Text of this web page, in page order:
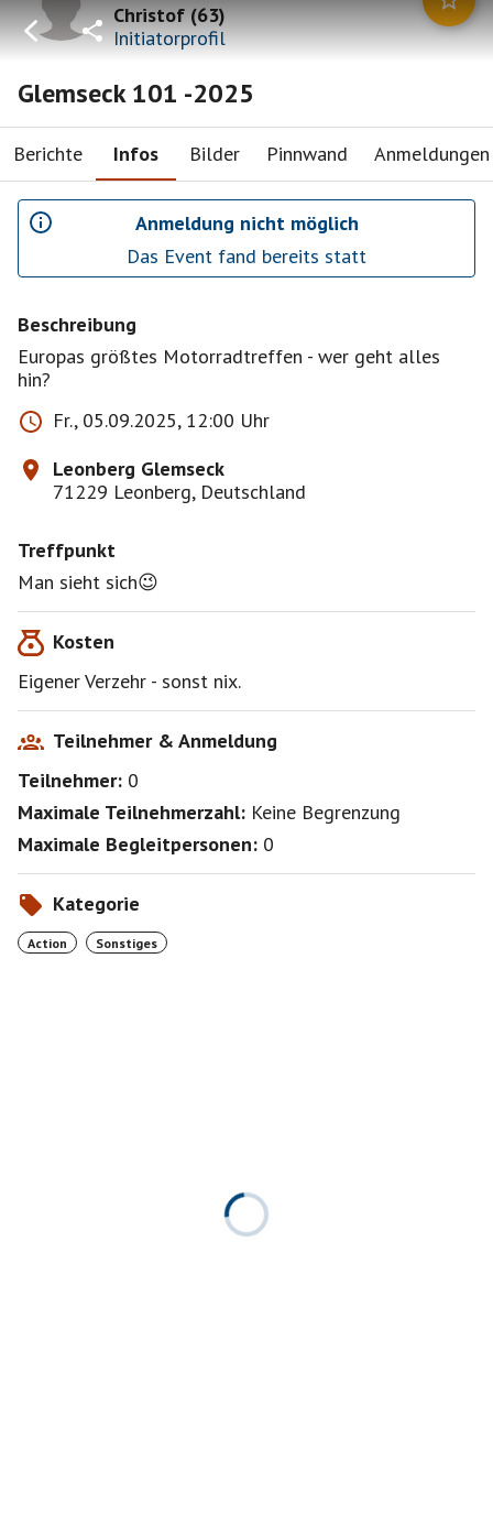
Christof(63)
Initiatorprofil
Glemseck 101 -2025
Berichte Infos Bilder Pinnwand Anmeldungen
Anmeldung nicht möglich
Das Event fand bereits statt
Beschreibung
Europas größtes Motorradtreffen - wer geht alles
hin?
Fr., 05.09.2025, 12:00 Uhr
Leonberg Glemseck
71229 Leonberg, Deutschland
Treffpunkt
Man sieht sich😉
Kosten
Eigener Verzehr - sonst nix.
Teilnehmer & Anmeldung
Teilnehmer: 0
Maximale Teilnehmerzahl: Keine Begrenzung
Maximale Begleitpersonen: 0
Kategorie
Action Sonstiges